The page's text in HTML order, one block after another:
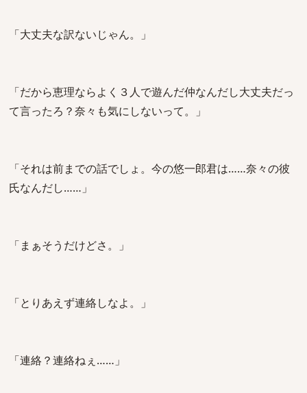
「大丈夫な訳ないじゃん。」
「だから恵理ならよく３人で遊んだ仲なんだし大丈夫だっ
て言ったろ？奈々も気にしないって。」
「それは前までの話でしょ。今の悠一郎君は……奈々の彼
氏なんだし……」
「まぁそうだけどさ。」
「とりあえず連絡しなよ。」
「連絡？連絡ねぇ……」